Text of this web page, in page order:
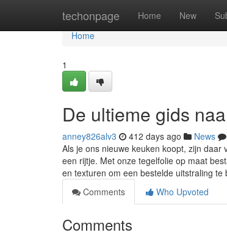
techonpage Home New
Home
Home
1
De ultieme gids
anney826alv3 412 days ago News
Als je ons nieuwe keuken koopt, zijn
een rijtje. Met onze tegelfolie op maat
en texturen om een bestelde uitstraling te
Comments
Who Upvoted
Comments